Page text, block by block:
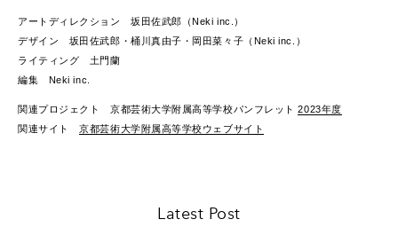
アートディレクション 坂田佐武郎（Neki inc.）
デザイン 坂田佐武郎・桶川真由子・岡田菜々子（Neki inc.）
ライティング 土門蘭
編集 Neki inc.
関連プロジェクト 京都芸術大学附属高等学校パンフレット2023年度
関連サイト京都芸術大学附属高等学校ウェブサイト
Latest Post